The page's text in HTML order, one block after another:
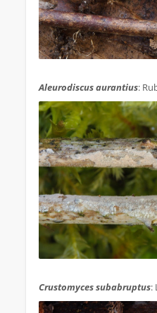
Aleurodiscus aurantius:
Crustomyces subabruptus: